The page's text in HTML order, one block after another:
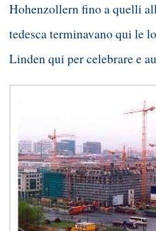
Hohenzollern fino a quelli
tedesca terminavano qui le
Linden qui per celebrare e